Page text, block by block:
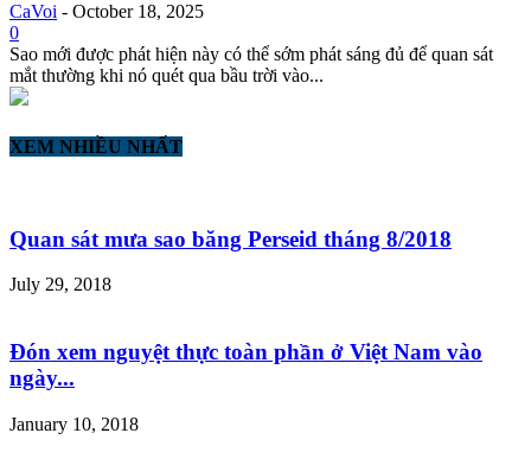
CaVoi - October 18, 2025
0
Sao mới được phát hiện này có thể sớm phát sáng đủ để quan sát
mắt thường khi nó quét qua bầu trời vào...
XEM NHIỀU NHẤT
Quan sát mưa sao băng Perseid tháng 8/2018
July 29, 2018
Đón xem nguyệt thực toàn phần ở Việt Nam vào
ngày...
January 10, 2018